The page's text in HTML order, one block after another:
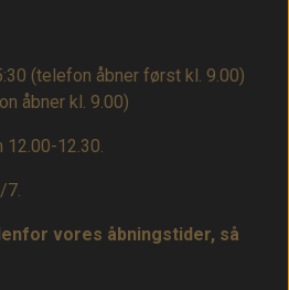
(telefon åbner først kl. 9.00)
åbner kl. 9.00)
12.30.
7.
vores åbningstider, så